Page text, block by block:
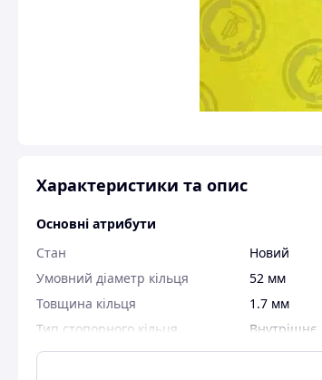
Характеристики та опис
Основні атрибути
Стан
Новий
Умовний діаметр кільця
52 мм
Товщина кільця
1.7 мм
Тип стопорного кільця
Внутрішнє
Користувальницькі характеристики